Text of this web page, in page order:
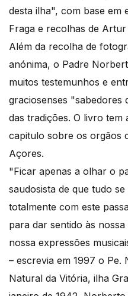
desta ilha", com base em
Fraga e recolhas de Artur
Além da recolha de
anónima, o Padre
muitos testemunhos e
graciosenses "sabedores
das tradições. O livro tem
capitulo sobre os orgãos
Açores.
"Ficar apenas a olhar o
saudosista de que tudo
totalmente com este
para dar sentido às
nossa expressões
– escrevia em 1997 o Pe.
Natural da Vitória, ilha